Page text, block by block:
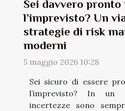
Sei davvero pronto
l’imprevisto? Un
strategie di risk
moderni
5 maggio 2026 10:28
Sei sicuro di essere
l’imprevisto? In un
incertezze sono